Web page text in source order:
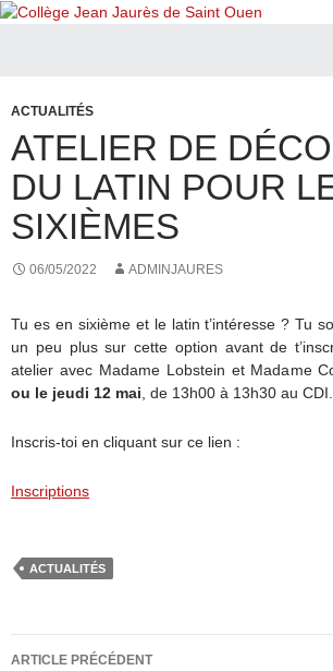
CONTENU
ACTUALITÉS
ATELIER DE
DU LATIN POUR
SIXIÈMES
06/05/2022 ADMINJAURES
Tu es en sixième et le latin t’intéresse ? Tu
un peu plus sur cette option avant de
atelier avec Madame Lobstein et Madame
ou le jeudi 12 mai , de 13h00 à 13h30 au CDI.
Inscris-toi en cliquant sur ce lien :
Inscriptions
ACTUALITÉS
Navigation
ARTICLE PRÉCÉDENT